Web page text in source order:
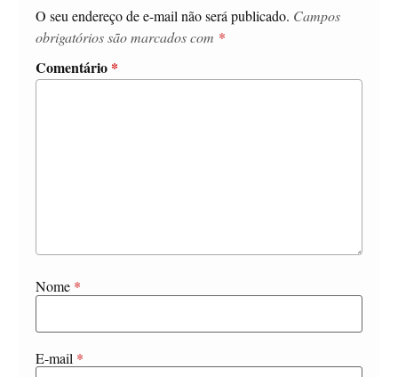
O seu endereço de e-mail não será publicado. Campos
obrigatórios são marcados com *
Comentário *
Nome *
E-mail *